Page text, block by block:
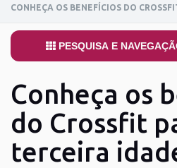
CONHEÇA OS BENEFÍCIOS DO
PESQUISA E
Conheça os
do Crossfit
terceira